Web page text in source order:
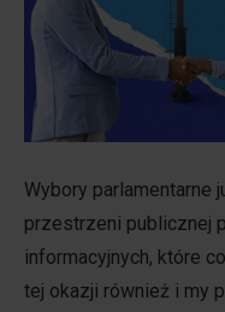
Wybory parlamentarne
przestrzeni publicznej
informacyjnych, które
tej okazji również i my